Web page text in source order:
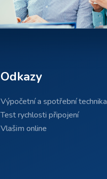
Odkazy
Výpočetní a spotřební technika
Test rychlosti připojení
Vlašim online